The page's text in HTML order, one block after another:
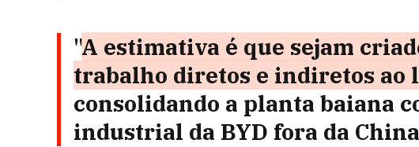
"A estimativa é que sejam
trabalho diretos e indiretos ao
consolidando a planta baiana
industrial da BYD fora da